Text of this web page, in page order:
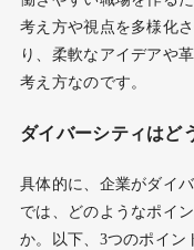
考え方や視点を多様化
り、柔軟なアイデアや
考え方なのです。
ダイバーシティはど
具体的に、企業がダイ
では、どのようなポイ
か。以下、 3つのポイン